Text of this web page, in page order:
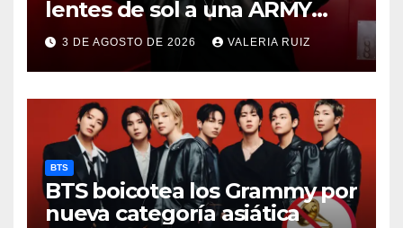
lentes de sol a una ARMY
durante concierto de BTS
3 DE AGOSTO DE 2026 VALERIA RUIZ
BTS
BTS boicotea los Grammy por
nueva categoría asiática